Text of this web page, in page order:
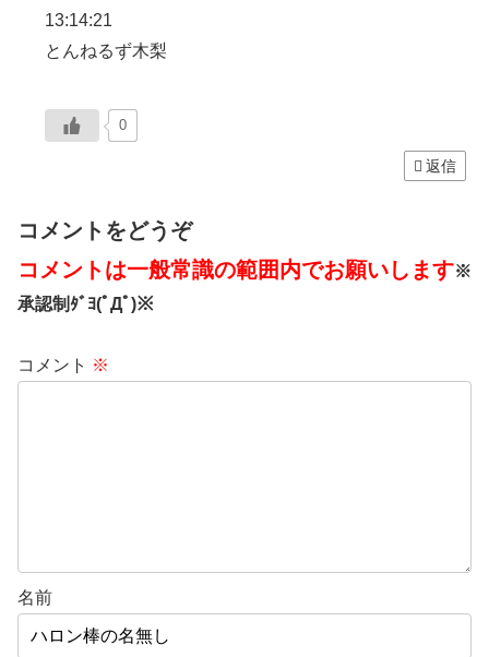
13:14:21
とんねるず木梨
0
返信
コメントをどうぞ
コメントは一般常識の範囲内でお願いします※
承認制ﾀﾞﾖ(ﾟДﾟ)※
コメント ※
名前